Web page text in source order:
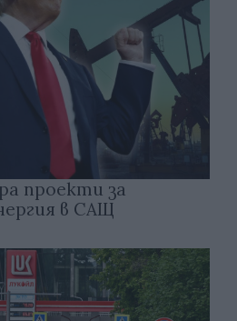
проекти за
в САЩ